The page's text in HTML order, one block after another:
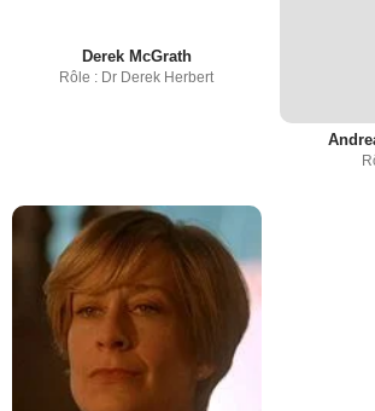
Derek McGrath
Rôle : Dr Derek Herbert